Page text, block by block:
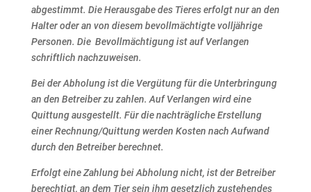
abgestimmt. Die Herausgabe des Tieres erfolgt nur an den
Halter oder an von diesem bevollmächtigte volljährige
Personen. Die Bevollmächtigung ist auf Verlangen
schriftlich nachzuweisen.
Bei der Abholung ist die Vergütung für die Unterbringung
an den Betreiber zu zahlen. Auf Verlangen wirdeine
Quittung ausgestellt. Für die nachträgliche Erstellung
einer Rechnung/Quittung werden Kosten nach Aufwand
durch den Betreiber berechnet.
Erfolgt eine Zahlung bei Abholung nicht, ist der Betreiber
berechtigt, an dem Tier sein ihm gesetzlich zustehendes